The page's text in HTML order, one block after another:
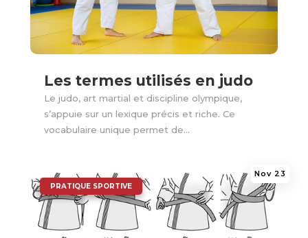
Les termes utilisés en judo
Le judo, art martial et discipline olympique,
s’appuie sur un lexique précis et riche. Ce
vocabulaire unique permet de...
Nov 23
PRATIQUE SPORTIVE